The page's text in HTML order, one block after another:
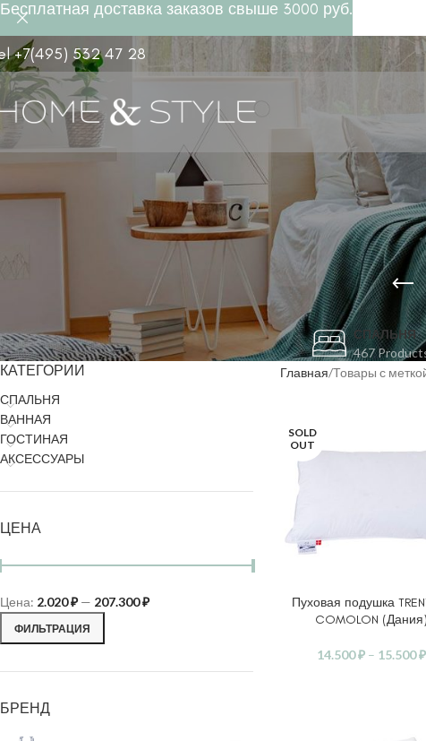
+7(495) 532 47 28
СПАЛЬНЯ
467
КАТЕГОРИИ
СПАЛЬНЯ
ВАННАЯ
ГОСТИНАЯ
АКСЕССУАРЫ
ЦЕНА
ФИЛЬТРАЦИЯ
Цена: 2.020 ₽— 207.300 ₽
БРЕНД
Главная Товары с
SOLD
OUT
ВЫБЕРИТЕ ПАРАМЕТРЫ
Пуховая подушка
COMOLON (Дания)
14.500₽ – 15.500₽
Бесплатная доставка заказов свыше 3000 руб.